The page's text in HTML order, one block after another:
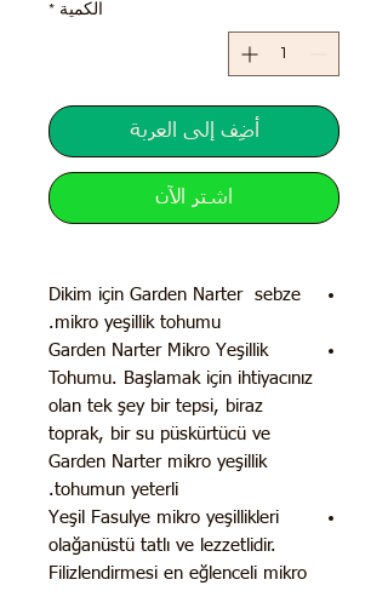
الكمية *
أضِف إلى العربة
اشترِ الآن
Dikim için Garden Narter sebze
mikro yeşillik tohumu.
Garden Narter Mikro Yeşillik
Tohumu. Başlamak için ihtiyacınız
olan tek şey bir tepsi, biraz
toprak, bir su püskürtücü ve
Garden Narter mikro yeşillik
tohumun yeterli.
Yeşil Fasulye mikro yeşillikleri
olağanüstü tatlı ve lezzetlidir.
Filizlendirmesi en eğlenceli mikro